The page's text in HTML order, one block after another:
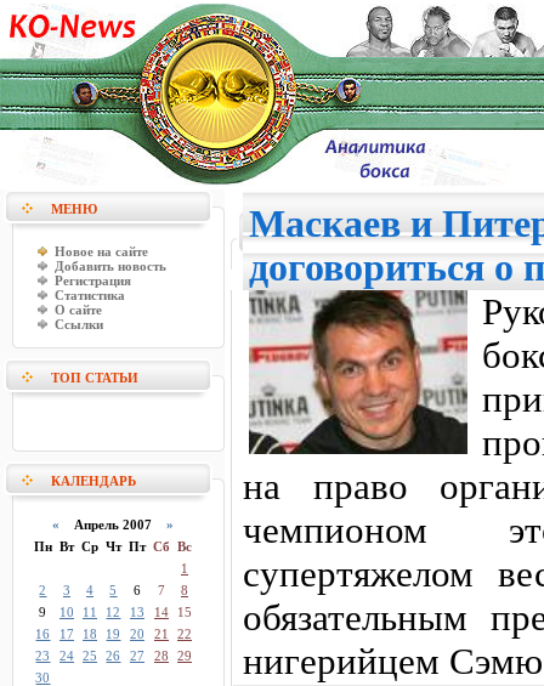
МЕНЮ
Новое на сайте
Добавить новость
Регистрация
Статистика
О сайте
Ссылки
ТОП СТАТЬИ
КАЛЕНДАРЬ
« Апрель 2007 »
Пн Вт Ср Чт Пт Сб Вс
1
2
3 4 5 6 7
8
9
10 11 12 13 14
15
16
17 18 19 20 21
22
23
24 25 26 27 28
29
30
Маскаев и
договориться о
на право
чемпионом
супертяжелом
обязательным
нигерийцем